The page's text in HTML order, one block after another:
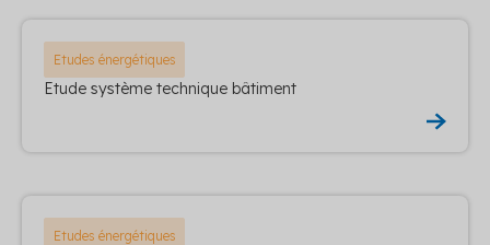
Etudes énergétiques
Etude système technique bâtiment
Etudes énergétiques